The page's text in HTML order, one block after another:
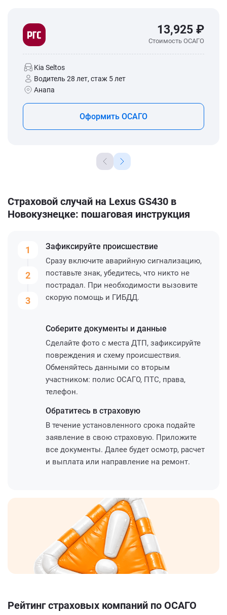
13,925 ₽
Стоимость ОСАГО
Kia Seltos
Водитель 28 лет, стаж 5 лет
Анапа
Оформить ОСАГО
Страховой случай на Lexus GS430 в
Новокузнецке: пошаговая инструкция
1
2
3
Зафиксируйте происшествие
Сразу включите аварийную сигнализацию,
поставьте знак, убедитесь, что никто не
пострадал. При необходимости вызовите
скорую помощь и ГИБДД.
Соберите документы и данные
Сделайте фото с места ДТП, зафиксируйте
повреждения и схему происшествия.
Обменяйтесь данными со вторым
участником: полис ОСАГО, ПТС, права,
телефон.
Обратитесь в страховую
В течение установленного срока подайте
заявление в свою страховую. Приложите
все документы. Далее будет осмотр, расчет
и выплата или направление на ремонт.
Рейтинг страховых компаний по ОСАГО